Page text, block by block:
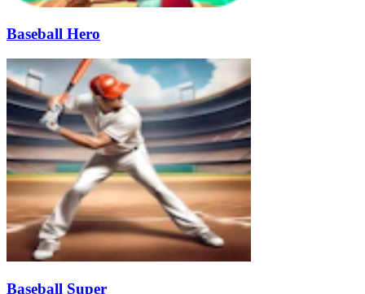
Baseball Hero
Baseball Super